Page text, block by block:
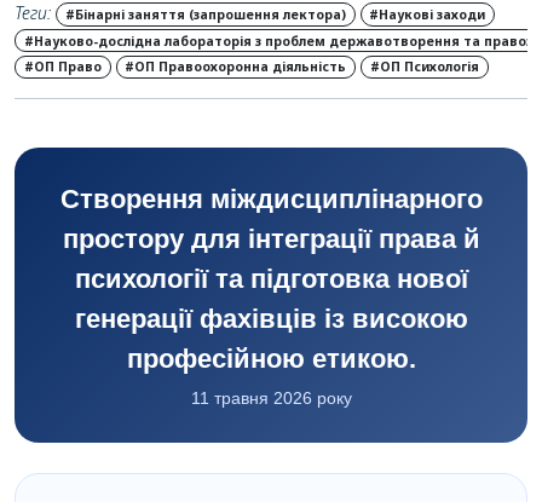
Теги: #Бінарні заняття (запрошення лектора)
#Наукові заходи
#Науково-дослідна лабораторія з проблем державотворення та
#ОП Право
#ОП Правоохоронна діяльність #ОП Психологія
Створення міждисциплінарного
простору для інтеграції права й
психології та підготовка нової
генерації фахівців із високою
професійною етикою.
11 травня 2026 року